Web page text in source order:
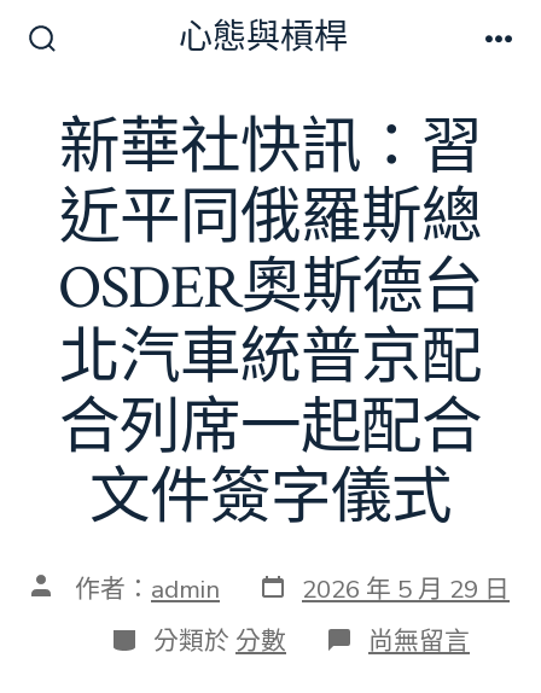
切
換
開
關
心態與槓桿
新華社快訊：習
近平同俄羅斯總
OSDER奧斯德台
北汽車統普京配
合列席一起配合
文件簽字儀式
文 作者： admin 發
表
日
期
2026 年 5 月 29 日
分
類
分類於 分數 在
〈新
尚無留言